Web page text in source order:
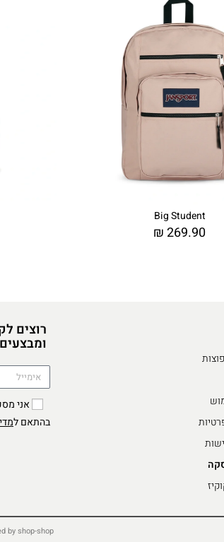
Big Student
₪269.90
רוצים
בהתאם ל
by shop-shop ©️